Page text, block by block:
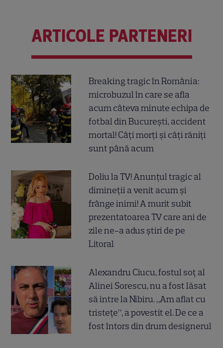
ARTICOLE PARTENERI
Breaking tragic în România:
microbuzul în care se afla
acum câteva minute echipa de
fotbal din București, accident
mortal! Câți morți și câți răniți
sunt până acum
Doliu la TV! Anunțul tragic al
dimineții a venit acum și
frânge inimi! A murit subit
prezentatoarea TV care ani de
zile ne-a adus știri de pe
Litoral
Alexandru Ciucu, fostul soț al
Alinei Sorescu, nu a fost lăsat
să intre la Nibiru. „Am aflat cu
tristețe”, a povestit el. De ce a
fost întors din drum designerul